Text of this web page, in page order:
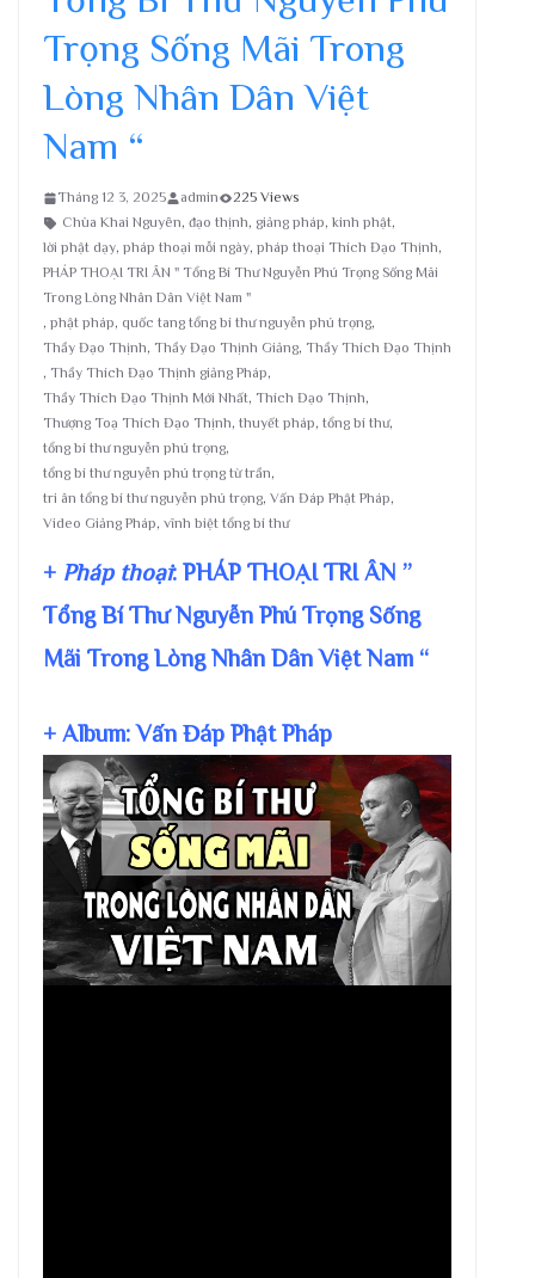
Trọng Sống Mãi Trong
Lòng Nhân Dân Việt
Nam “
Tháng 12 3, 2025 admin
225 Views
Chùa Khai Nguyên, đạo thịnh, giảng pháp, kinh phật,
lời phật dạy, pháp thoại mỗi ngày, pháp thoại Thích Đạo Thịnh,
PHÁP THOẠI TRI ÂN " Tổng Bí Thư Nguyễn Phú Trọng Sống Mãi
Trong Lòng Nhân Dân Việt Nam "
, phật pháp, quốc tang tổng bí thư nguyễn phú trọng,
Thầy Đạo Thịnh, Thầy Đạo Thịnh Giảng, Thầy Thích Đạo Thịnh
, Thầy Thích Đạo Thịnh giảng Pháp,
Thầy Thích Đạo Thịnh Mới Nhất, Thích Đạo Thịnh,
Thượng Toạ Thích Đạo Thịnh, thuyết pháp, tổng bí thư,
tổng bí thư nguyễn phú trọng,
tổng bí thư nguyễn phú trọng từ trần,
tri ân tổng bí thư nguyễn phú trọng, Vấn Đáp Phật Pháp,
Video Giảng Pháp, vĩnh biệt tổng bí thư
+ Pháp thoại: PHÁP THOẠI TRI ÂN ”
Tổng Bí Thư Nguyễn Phú Trọng Sống
Mãi Trong Lòng Nhân Dân Việt Nam “
+ Album: Vấn Đáp Phật Pháp